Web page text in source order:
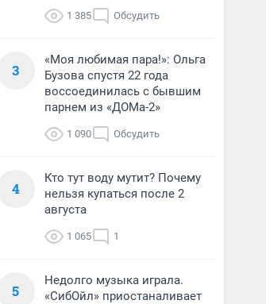
1 385 Обсудить
3
«Моя любимая пара!»: Ольга
Бузова спустя 22 года
воссоединилась с бывшим
парнем из «ДОМа-2»
1 090 Обсудить
4
Кто тут воду мутит? Почему
нельзя купаться после 2
августа
1 065 1
5
Недолго музыка играла.
«СибОйл» приостаналивает